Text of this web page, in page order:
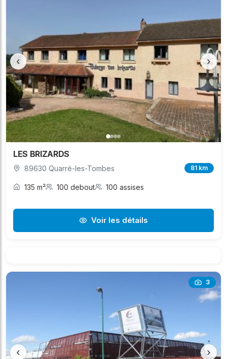
‹ ›
LES BRIZARDS
89630 Quarré-les-Tombes 81 km
135 m² 100 debout 100 assises
Voir les détails
3
‹ ›